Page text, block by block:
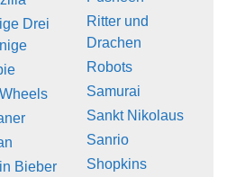
Drei
Bieber
Ritter und
Drachen
Robots
Samurai
Sankt Nikolaus
Sanrio
Shopkins